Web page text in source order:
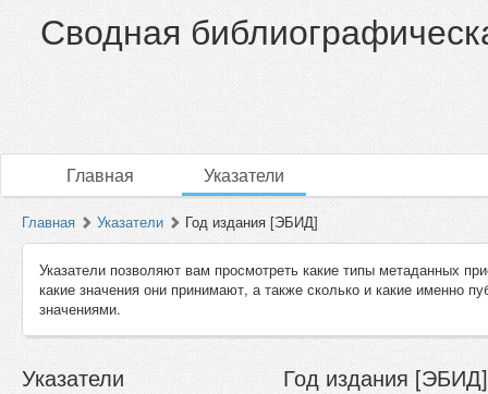
Сводная
Главная Указатели
Главная Указатели Год издания [ЭБИД]
Указатели позволяют вам просмотреть какие типы метаданных
какие значения они принимают, а также сколько и какие именно
значениями.
Указатели Год издания